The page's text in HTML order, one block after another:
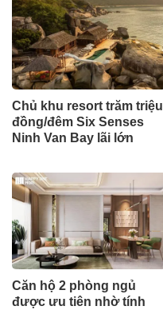
Chủ khu resort trăm triệu
đồng/đêm Six Senses
Ninh Van Bay lãi lớn
Căn hộ 2 phòng ngủ
được ưu tiên nhờ tính